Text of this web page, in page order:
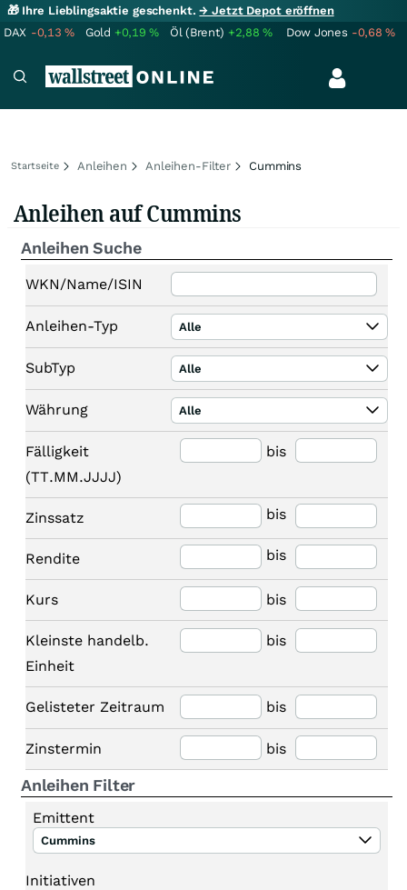
🎁 Ihre Lieblingsaktie geschenkt.→ Jetzt Depot eröffnen
DAX -0,13% Gold +0,19% Öl (Brent) +2,88% Dow Jones -0,68%
Startseite Anleihen Anleihen-Filter Cummins
Anleihen auf Cummins
Anleihen Suche
WKN/Name/ISIN
Anleihen-Typ Alle
SubTyp Alle
Währung Alle
Fälligkeit
(TT.MM.JJJJ)
bis
Zinssatz bis
Rendite bis
Kurs bis
Kleinste handelb.
Einheit
bis
Gelisteter Zeitraum bis
Zinstermin bis
Anleihen Filter
Emittent
Cummins
Initiativen